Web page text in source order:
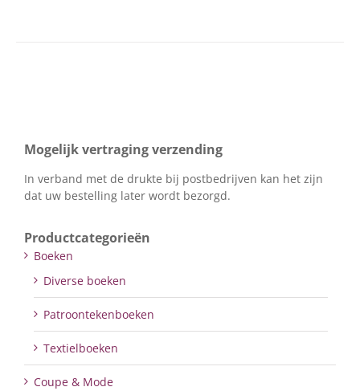
Mogelijk vertraging verzending
In verband met de drukte bij postbedrijven kan het zijn
dat uw bestelling later wordt bezorgd.
Productcategorieën
Boeken
Diverse boeken
Patroontekenboeken
Textielboeken
Coupe & Mode